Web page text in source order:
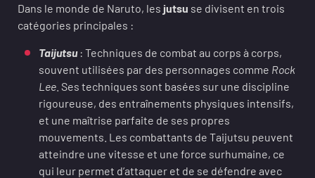
Dans le monde de Naruto, les jutsu se divisent en trois
catégories principales :
Taijutsu: Techniques de combat au corps à corps,
souvent utilisées par des personnages comme Rock
Lee . Ses techniques sont basées sur une discipline
rigoureuse, des entraînements physiques intensifs,
et une maîtrise parfaite de ses propres
mouvements. Les combattants de Taijutsu peuvent
atteindre une vitesse et une force surhumaine, ce
qui leur permet d’attaquer et de se défendre avec